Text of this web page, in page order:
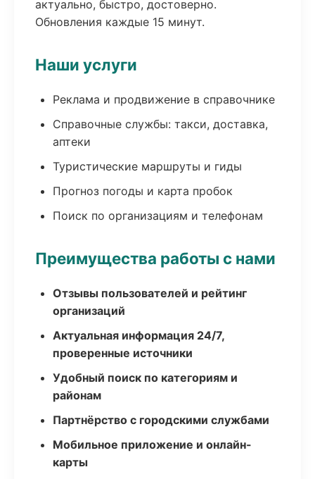
актуально, быстро, достоверно.
Обновления каждые 15 минут.
Наши услуги
Реклама и продвижение в справочнике
Справочные службы: такси, доставка,
аптеки
Туристические маршруты и гиды
Прогноз погоды и карта пробок
Поиск по организациям и телефонам
Преимущества работы с нами
Отзывы пользователей и рейтинг
организаций
Актуальная информация 24/7,
проверенные источники
Удобный поиск по категориям и
районам
Партнёрство с городскими службами
Мобильное приложение и онлайн-
карты